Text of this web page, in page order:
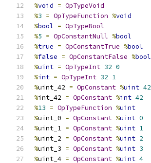
%void = OpTypeVoid
%3 = OpTypeFunction %void
%bool = OpTypeBool
%5 = OpConstantNull %bool
%true = OpConstantTrue %bool
%false = OpConstantFalse %bool
%uint = OpTypeInt 32 0
%int = OpTypeInt 32 1
%uint_42 = OpConstant %uint 42
%int_42 = OpConstant %int 42
%13 = OpTypeFunction %uint
%uint_0 = OpConstant %uint 0
%uint_1 = OpConstant %uint 1
%uint_2 = OpConstant %uint 2
%uint_3 = OpConstant %uint 3
%uint_4 = OpConstant %uint 4